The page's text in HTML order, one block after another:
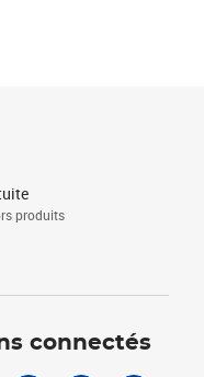
produits
connectés